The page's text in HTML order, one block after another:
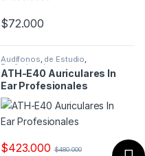
$72.000
Audífonos, de Estudio,
Profesionales
ATH-E40 Auriculares In
Ear Profesionales
$423.000 $480.000